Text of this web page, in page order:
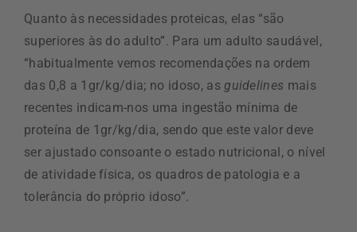
Quanto às necessidades proteicas, elas “são
superiores às do adulto”. Para um adulto saudável,
“habitualmente vemos recomendações na ordem
das 0,8 a 1gr/kg/dia; no idoso, as guidelines mais
recentes indicam-nos uma ingestão mínima de
proteína de 1gr/kg/dia, sendo que este valor deve
ser ajustado consoante o estado nutricional, o nível
de atividade física, os quadros de patologia e a
tolerância do próprio idoso”.